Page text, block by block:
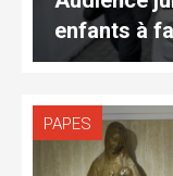
enfants à
PAPES